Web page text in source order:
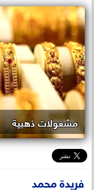
مشغولات ذهبية
فريدة محمد